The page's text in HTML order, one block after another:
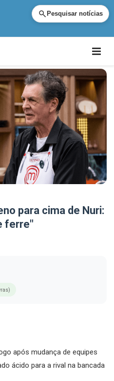
Pesquisar notícias
para cima de Nuri:
ferre"
após mudança de equipes
ácido para a rival na bancada